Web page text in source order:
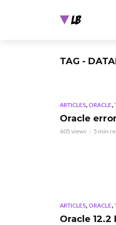
TAG -
ARTICLES, ORACLE,
Oracle
605 views 5 min
ARTICLES, ORACLE,
Oracle 12.2